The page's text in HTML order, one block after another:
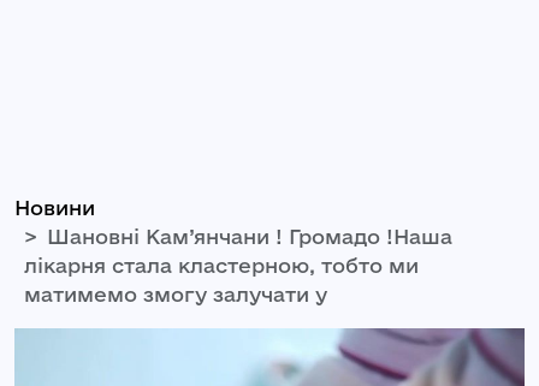
Новини
Шановні Кам’янчани ! Громадо !Наша
лікарня стала кластерною, тобто ми
матимемо змогу залучати у